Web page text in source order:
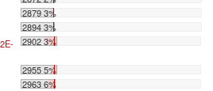
2879 3%
2894 3%
2902 3%
2955 5%
2963 6%